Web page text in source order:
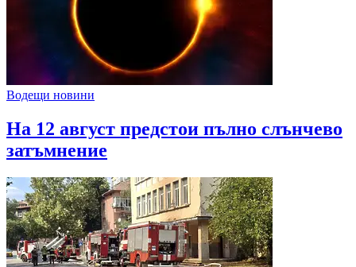
Водещи новини
На 12 август предстои пълно слънчево
затъмнение